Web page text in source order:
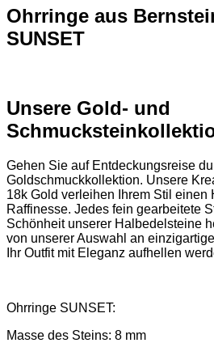
Ohrringe aus
SUNSET
Unsere Gold- und
Gehen Sie auf Entdeckungsreise
Goldschmuckkollektion. Unsere
18k Gold verleihen Ihrem Stil einen
Raffinesse. Jedes fein gearbeitete
Schönheit unserer Halbedelsteine
von unserer Auswahl an
Ihr Outfit mit Eleganz aufhellen
Ohrringe SUNSET:
Masse des Steins: 8 mm